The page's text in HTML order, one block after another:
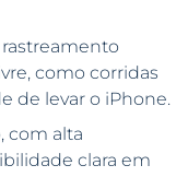
como corridas
de levar o iPhone.
com alta
clara em